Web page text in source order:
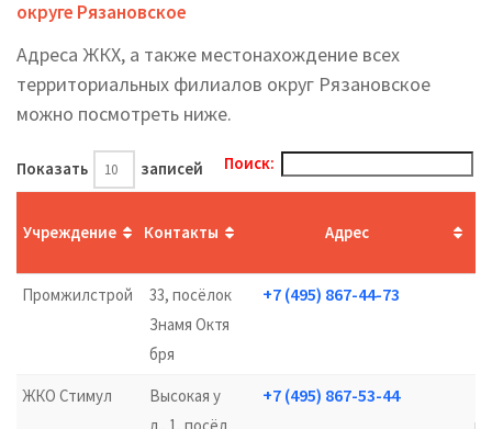
округе Рязановское
Адреса ЖКХ, а также местонахождение всех
территориальных филиалов округ Рязановское
можно посмотреть ниже.
Показать записей Поиск:
Учреждение Контакты Адрес
Промжилстрой
33, посёлок
Знамя Октя
бря
+7 (495) 867-44-73
ЖКО Стимул
Высокая у
+7 (495) 867-53-44